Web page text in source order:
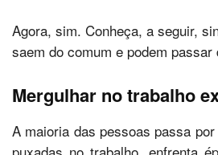
Agora, sim. Conheça, a seguir,
saem do comum e podem passar
Mergulhar no trabalho
A maioria das pessoas passa